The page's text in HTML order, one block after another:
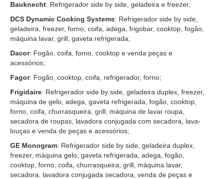
Bauknecht: Refrigerador side by side, geladeira e freezer;
DCS Dynamic Cooking Systems: Refrigerador side by side,
geladeira, freezer, forno, coifa, adega, frigobar, cooktop, fogão,
máquina lavar, grill, gaveta refrigerada;
Dacor: Fogão, coifa, forno, cooktop e venda peças e
acessórios;
Fagor: Fogão, cooktop, coifa, refrigerador, forno;
Frigidaire: Refrigerador side by side, geladeira duplex, freezer,
máquina de gelo, adega, gaveta refrigerada, fogão, cooktop,
forno, coifa, churrasqueira, grill, máquina de lavar roupa,
secadora de roupas, lavadora conjugada com secadora, lava-
louças e venda de peças e acessórios;
GE Monogram: Refrigerador side by side, geladeira duplex,
freezer, máquina gelo, gaveta refrigerada, adega, fogão,
cooktop, forno, coifa, churrasqueira, grill, máquina lavar,
secadora, lavadora conjugada secadora, venda de peças e